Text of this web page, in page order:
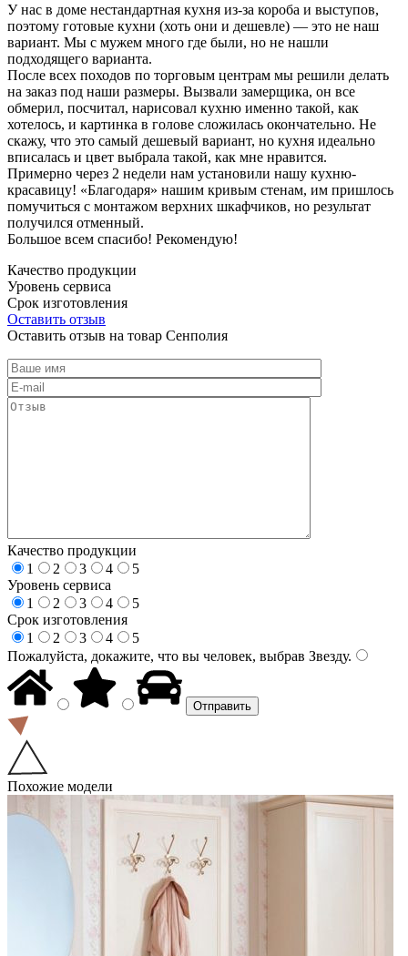
У нас в доме нестандартная кухня из-за короба и выступов,
поэтому готовые кухни (хоть они и дешевле) — это не наш
вариант. Мы с мужем много где были, но не нашли
подходящего варианта.
После всех походов по торговым центрам мы решили делать
на заказ под наши размеры. Вызвали замерщика, он все
обмерил, посчитал, нарисовал кухню именно такой, как
хотелось, и картинка в голове сложилась окончательно. Не
скажу, что это самый дешевый вариант, но кухня идеально
вписалась и цвет выбрала такой, как мне нравится.
Примерно через 2 недели нам установили нашу кухню-
красавицу! «Благодаря» нашим кривым стенам, им пришлось
помучиться с монтажом верхних шкафчиков, но результат
получился отменный.
Большое всем спасибо! Рекомендую!
Качество продукции
Уровень сервиса
Срок изготовления
Оставить отзыв
Оставить отзыв на товар Сенполия
Качество продукции
1
2 3 4
5
Уровень сервиса
1
2 3 4
5
Срок изготовления
1
2 3 4
5
Пожалуйста, докажите, что вы человек, выбрав Звезду.
Похожие модели